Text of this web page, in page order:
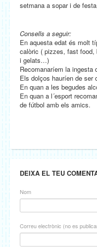
setmana a sopar i de
Consells a seguir:
En aquesta edat és molt
calòric ( pizzes, fast food,
i gelats…)
Recomanaríem la ingesta
Els dolços hauríen de ser
En quan a les begudes
En quan a l´esport
de fútbol amb els amics.
DEIXA EL TEU
Nom
Correu electrònic (no es